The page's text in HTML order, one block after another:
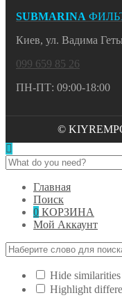
SUBMARINA
Киев, ул. Вадима
099 659 85 26
ПН-ПТ: 09:00-18:00
©
Главная
Поиск
0 КОРЗИНА
Мой Аккаунт
Hide similarities
Highlight